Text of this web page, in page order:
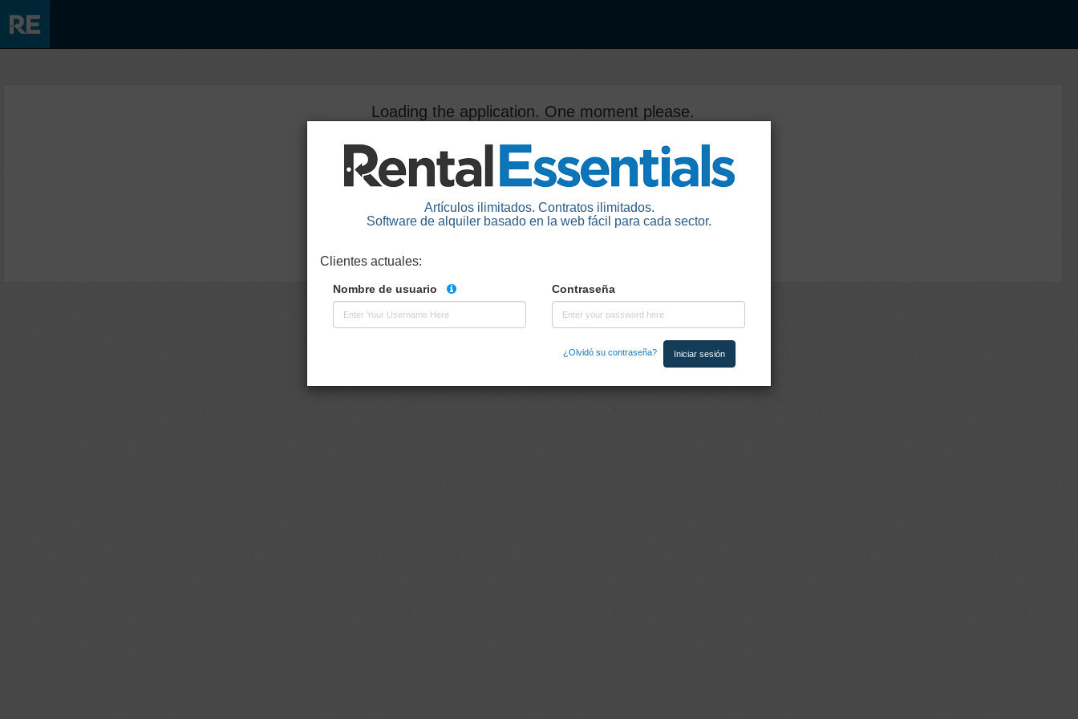
Artículos ilimitados. Contratos ilimitados.
Software de alquiler basado en la web fácil para cada sector.
Clientes actuales:
Nombre de usuario Contraseña
¿Olvidó su contraseña?
Loading the application. One moment please.